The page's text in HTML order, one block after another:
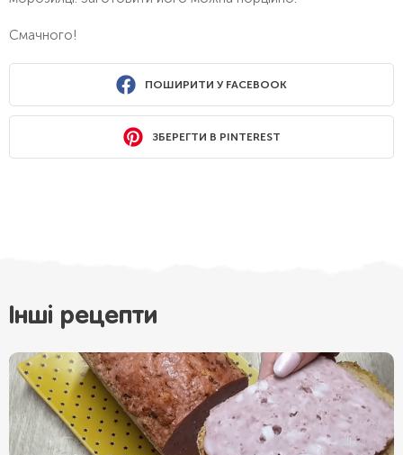
Смачного!
ПОШИРИТИ У FACEBOOK
ЗБЕРЕГТИ В PINTEREST
Інші рецепти